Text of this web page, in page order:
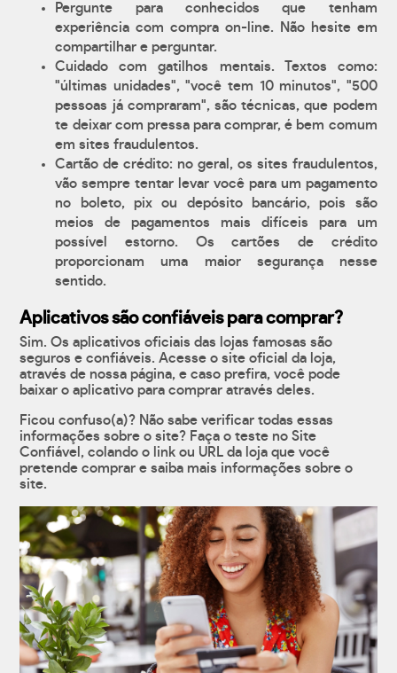
Pergunte para conhecidos que tenham
experiência com compra on-line. Não hesite em
compartilhar e perguntar.
Cuidado com gatilhos mentais. Textos como:
"últimas unidades", "você tem 10 minutos", "500
pessoas já compraram", são técnicas, que podem
te deixar com pressa para comprar, é bem comum
em sites fraudulentos.
Cartão de crédito: no geral, os sites fraudulentos,
vão sempre tentar levar você para um pagamento
no boleto, pix ou depósito bancário, pois são
meios de pagamentos mais difíceis para um
possível estorno. Os cartões de crédito
proporcionam uma maior segurança nesse
sentido.
Aplicativos são confiáveis para comprar?
Sim. Os aplicativos oficiais das lojas famosas são
seguros e confiáveis. Acesse o site oficial da loja,
através de nossa página, e caso prefira, você pode
baixar o aplicativo para comprar através deles.
Ficou confuso(a)? Não sabe verificar todas essas
informações sobre o site? Faça o teste no Site
Confiável, colando o link ou URL da loja que você
pretende comprar e saiba mais informações sobre o
site.